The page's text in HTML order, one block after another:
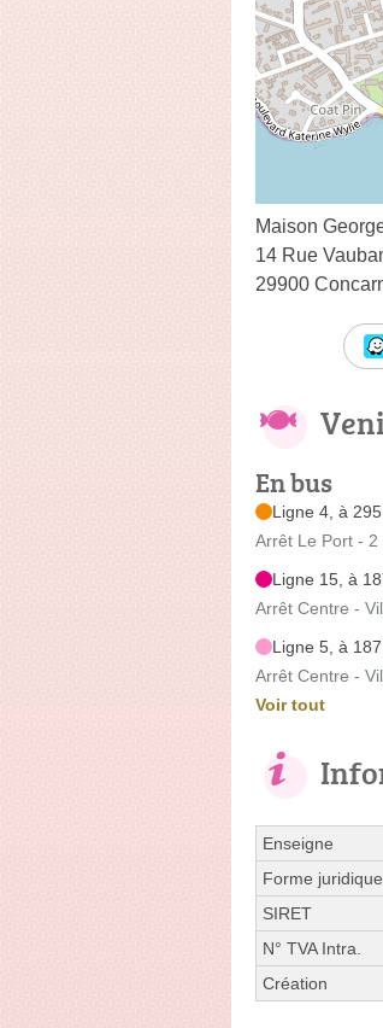
Maison
14 Rue
29900
En bus
Ligne 4, à
Arrêt Le Port -
Ligne 15, à
Arrêt Centre -
Ligne 5, à
Arrêt Centre -
Voir tout
Enseigne
Forme juridique
SIRET
N° TVA Intra.
Création